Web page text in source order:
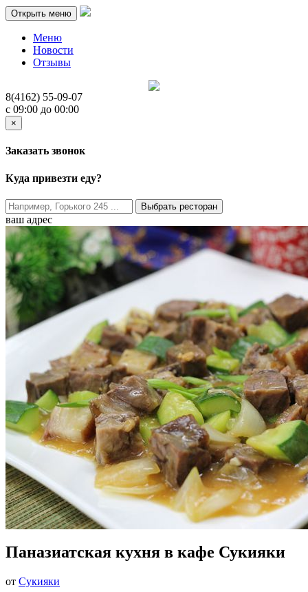
Открыть меню
Меню
Новости
Отзывы
8(4162) 55-09-07
c 09:00 до 00:00
×
Заказать звонок
Куда привезти еду?
Выбрать ресторан
ваш адрес
Паназиатская кухня в кафе Сукияки
от Сукияки